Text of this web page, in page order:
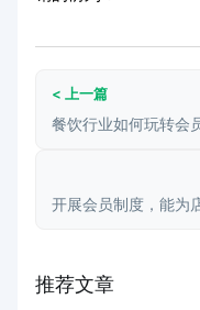
< 上一篇
餐饮行业如何玩转会
开展会员制度，能为
推荐文章